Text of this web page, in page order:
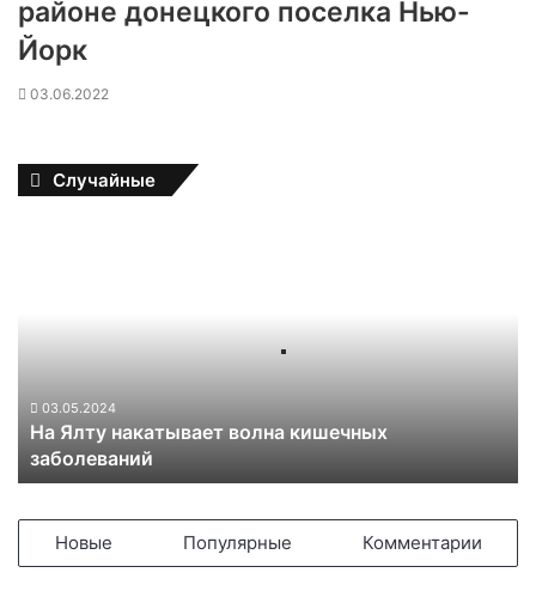
районе донецкого поселка Нью-
Йорк
03.06.2022
Случайные
т
03.05.2024
На Ялту накатывает волна кишечных
заболеваний
Новые Популярные Комментарии